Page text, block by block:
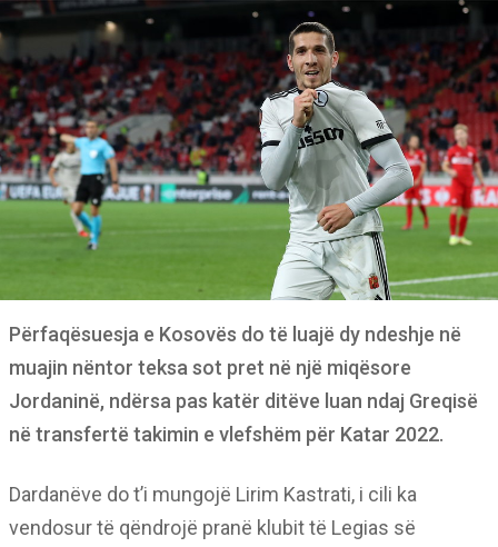
Përfaqësuesja e Kosovës do të luajë dy ndeshje në
muajin nëntor teksa sot pret në një miqësore
Jordaninë, ndërsa pas katër ditëve luan ndaj Greqisë
në transfertë takimin e vlefshëm për Katar 2022.
Dardanëve do t’i mungojë Lirim Kastrati, i cili ka
vendosur të qëndrojë pranë klubit të Legias së